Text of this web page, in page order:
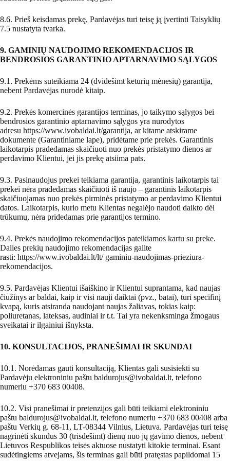
8.6. Prieš keisdamas prekę, Pardavėjas turi teisę ją įvertinti Taisyklių
7.5 nustatyta tvarka.
9. GAMINIŲ NAUDOJIMO REKOMENDACIJOS IR
BENDROSIOS GARANTINIO APTARNAVIMO SĄLYGOS
9.1. Prekėms suteikiama 24 (dvidešimt keturių mėnesių) garantija,
nebent Pardavėjas nurodė kitaip.
9.2. Prekės komercinės garantijos terminas, jo taikymo sąlygos bei
bendrosios garantinio aptarnavimo sąlygos yra nurodytos
adresu https://www.ivobaldai.lt/garantija, ar kitame atskirame
dokumente (Garantiniame lape), pridėtame prie prekės. Garantinis
laikotarpis pradedamas skaičiuoti nuo prekės pristatymo dienos ar
perdavimo Klientui, jei jis prekę atsiima pats.
9.3. Pasinaudojus prekei teikiama garantija, garantinis laikotarpis tai
prekei nėra pradedamas skaičiuoti iš naujo – garantinis laikotarpis
skaičiuojamas nuo prekės pirminės pristatymo ar perdavimo Klientui
datos. Laikotarpis, kurio metu Klientas negalėjo naudoti daikto dėl
trūkumų, nėra pridedamas prie garantijos termino.
9.4. Prekės naudojimo rekomendacijos pateikiamos kartu su preke.
Dalies prekių naudojimo rekomendacijas galite
rasti: https://www.ivobaldai.lt/lt/ gaminiu-naudojimas-prieziura-
rekomendacijos.
9.5. Pardavėjas Klientui išaiškino ir Klientui suprantama, kad naujas
čiužinys ar baldai, kaip ir visi nauji daiktai (pvz., batai), turi specifinį
kvapą, kuris atsiranda naudojant naujas žaliavas, tokias kaip:
poliuretanas, lateksas, audiniai ir t.t. Tai yra nekenksminga žmogaus
sveikatai ir ilgainiui išnyksta.
10. KONSULTACIJOS, PRANEŠIMAI IR SKUNDAI
10.1. Norėdamas gauti konsultaciją, Klientas gali susisiekti su
Pardavėju elektroniniu paštu baldurojus@ivobaldai.lt, telefono
numeriu +370 683 00408.
10.2. Visi pranešimai ir pretenzijos gali būti teikiami elektroniniu
paštu baldurojus@ivobaldai.lt, telefono numeriu +370 683 00408 arba
paštu Verkių g. 68-11, LT-08344 Vilnius, Lietuva. Pardavėjas turi teisę
nagrinėti skundus 30 (trisdešimt) dienų nuo jų gavimo dienos, nebent
Lietuvos Respublikos teisės aktuose nustatyti kitokie terminai. Esant
sudėtingiems atvejams, šis terminas gali būti pratęstas papildomai 15